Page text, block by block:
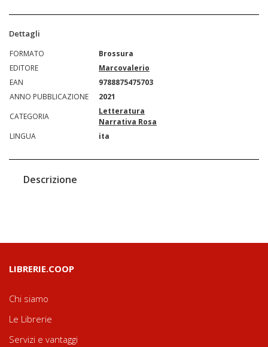
Dettagli
FORMATO
Brossura
EDITORE
Marcovalerio
EAN
9788875475703
ANNO PUBBLICAZIONE
2021
CATEGORIA
Letteratura
Narrativa Rosa
LINGUA
ita
Descrizione
LIBRERIE.COOP
Chi siamo
Le Librerie
Servizi e vantaggi